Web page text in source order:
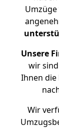
Unsere
wir
Ihnen
Wir